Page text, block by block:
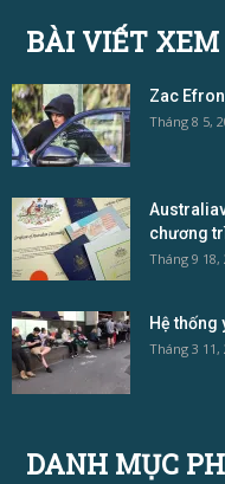
BÀI VIẾT
Zac
Tháng 8 5,
chương
Tháng 9 18,
Hệ thống
Tháng 3 11,
DANH MỤC